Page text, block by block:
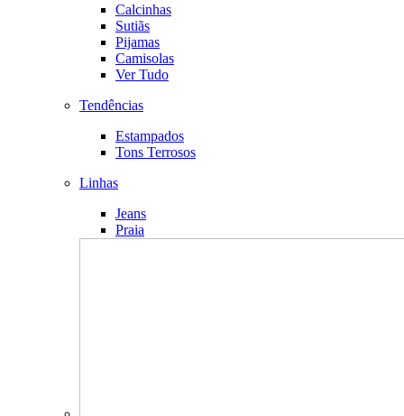
Calcinhas
Sutiãs
Pijamas
Camisolas
Ver Tudo
Tendências
Estampados
Tons Terrosos
Linhas
Jeans
Praia